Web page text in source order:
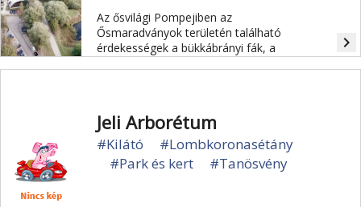
Az ősvilági Pompejiben az
Ősmaradványok területén található
érdekességek a bükkábrányi fák, a
navigate_next
Jeli Arborétum
#Kilátó
#Lombkoronasétány
#Park és kert
#Tanösvény